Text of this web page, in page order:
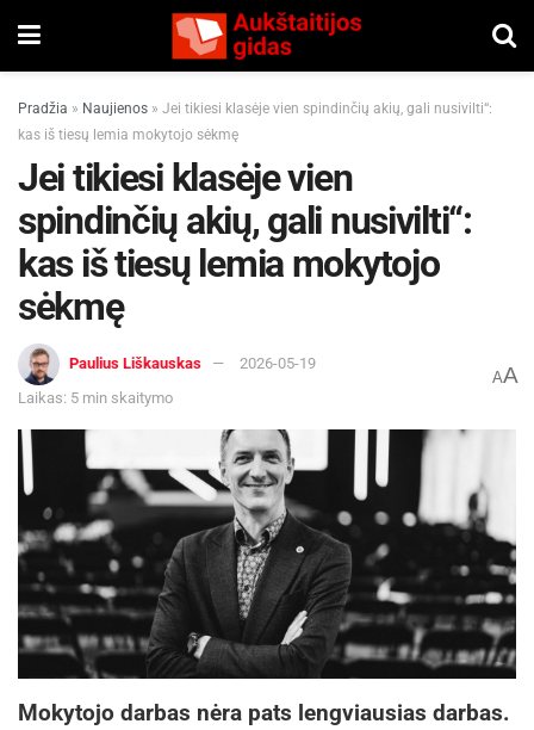
Pradžia » Naujienos » Jei tikiesi klasėje vien spindinčių akių, gali nusivilti“:
kas iš tiesų lemia mokytojo sėkmę
Jei tikiesi klasėje vien
spindinčių akių, gali nusivilti“:
kas iš tiesų lemia mokytojo
sėkmę
Paulius Liškauskas
2026-05-19
Laikas: 5 min skaitymo
AA
Mokytojo darbas nėra pats lengviausias darbas.